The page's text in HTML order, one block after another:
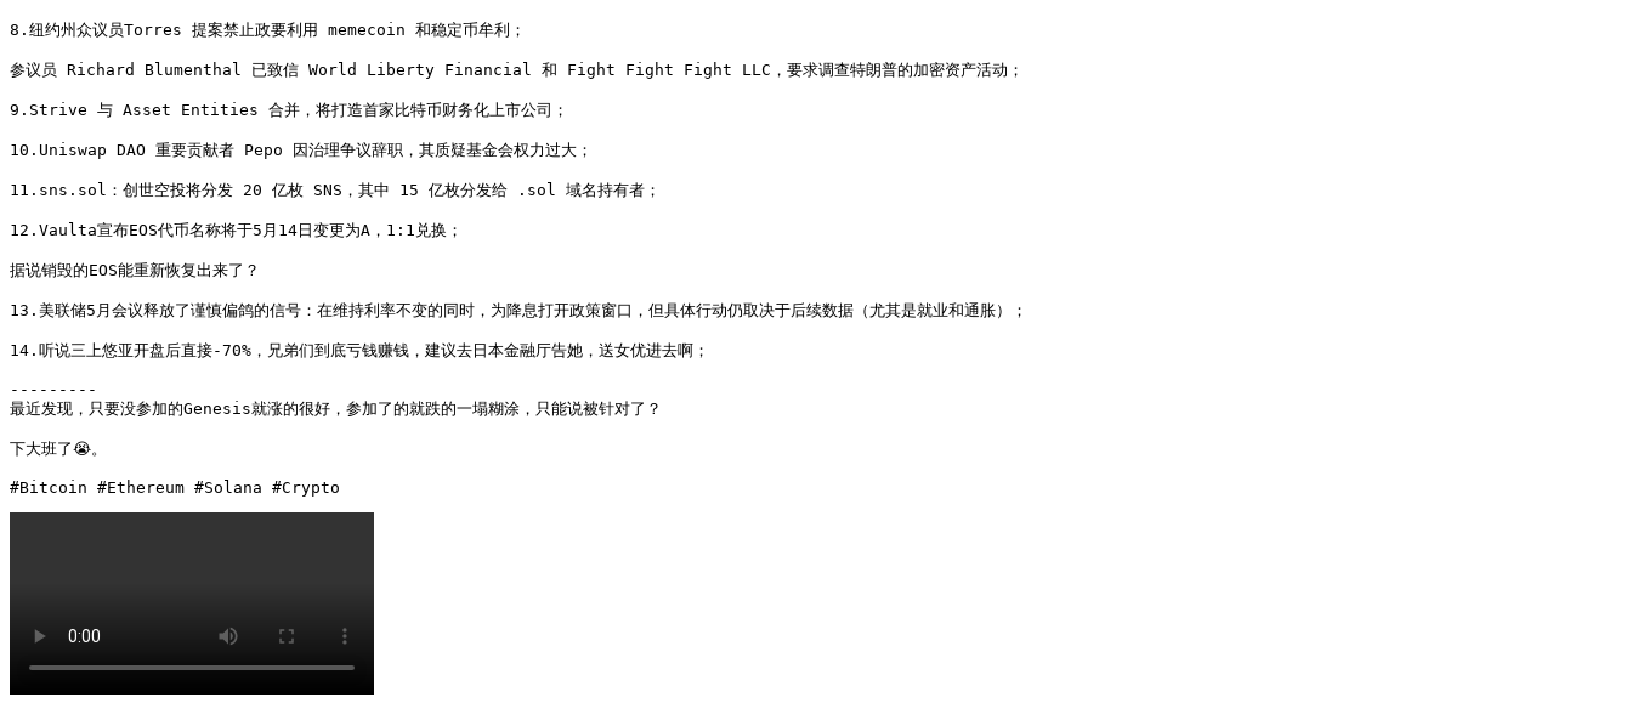
8.纽约州众议员Torres 提案禁止政要利用 memecoin 和稳定币牟利；
参议员 Richard Blumenthal 已致信 World Liberty Financial 和 Fight Fight Fight LLC，要求调查特朗普的加密资产活动；
9.Strive 与 Asset Entities 合并，将打造首家比特币财务化上市公司；
10.Uniswap DAO 重要贡献者 Pepo 因治理争议辞职，其质疑基金会权力过大；
11.sns.sol：创世空投将分发 20 亿枚 SNS，其中 15 亿枚分发给 .sol 域名持有者；
12.Vaulta宣布EOS代币名称将于5月14日变更为A，1:1兑换；
据说销毁的EOS能重新恢复出来了？
13.美联储5月会议释放了​​谨慎偏鸽​​的信号：在维持利率不变的同时，为降息打开政策窗口，但具体行动仍取决于后续数据（尤其是就业和通胀）；
14.听说三上悠亚开盘后直接-70%，兄弟们到底亏钱赚钱，建议去日本金融厅告她，送女优进去啊；
---------
最近发现，只要没参加的Genesis就涨的很好，参加了的就跌的一塌糊涂，只能说被针对了？
下大班了😭。
#Bitcoin #Ethereum #Solana #Crypto